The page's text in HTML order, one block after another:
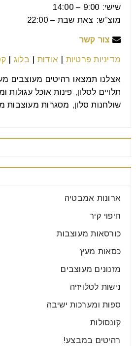
אם אתם מתכננים את עיצוב הבית
קרא עוד
שישי: 9:00 – 14:00
מוצ”ש: צאת שבת – 22:00
צור קשר
מדיניות פרטיות |אודות בלוג
אצלנו תמצאו רהיטים מעוצבים
תלויים לסלון, פינות אוכל עגולות
שולחנות סלון, מסגרות מעוצבות
ארונות אמבטיה
חיפוי קיר
כורסאות מעוצבות
כסאות מעץ
מזנונים מעוצבים
נישות לטלויזיה
ספות ומערכות ישיבה
קונסולות
רהיטים במבצע!